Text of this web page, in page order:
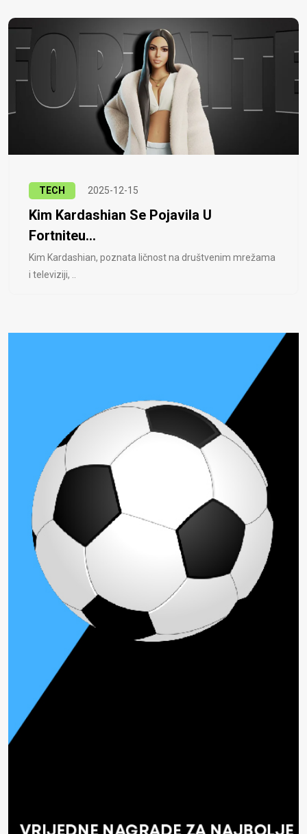
TECH 2025-12-15
Kim Kardashian Se Pojavila U
Fortniteu...
Kim Kardashian, poznata ličnost na društvenim mrežama
i televiziji, ..